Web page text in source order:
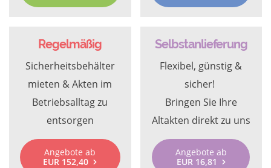
Regelmäßig
Sicherheitsbehälter
mieten & Akten im
Betriebsalltag zu
entsorgen
Angebote ab
EUR 152,40
Selbstanlieferung
Flexibel, günstig &
sicher!
Bringen Sie Ihre
Altakten direkt zu uns
Angebote ab
EUR 16,81